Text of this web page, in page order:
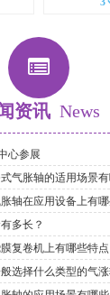
资讯 News
心参展
气胀轴的适用场景有
轴在应用设备上有哪
多长？
复卷机上有哪些特点
选择什么类型的气涨